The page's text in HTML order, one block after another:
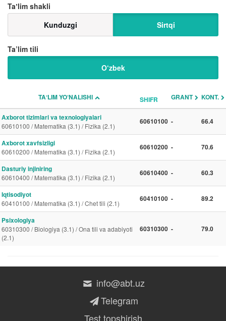
Taʼlim shakli
Kunduzgi
Sirtqi
Ta’lim tili
O‘zbek
TAʼLIM YO‘NALISHI SHIFR GRANT KONT.
Axborot tizimlari va texnologiyalari
60610100 / Matematika (3.1) / Fizika (2.1)
60610100 - 66.4
Axborot xavfsizligi
60610200 / Matematika (3.1) / Fizika (2.1)
60610200 - 70.6
Dasturiy injiniring
60610400 / Matematika (3.1) / Fizika (2.1)
60610400 - 60.3
Iqtisodiyot
60410100 / Matematika (3.1) / Chet tili (2.1)
60410100 - 89.2
Psixologiya
60310300 / Biologiya (3.1) / Ona tili va adabiyoti
(2.1)
60310300 - 79.0
info@abt.uz
Telegram
Test topshirish